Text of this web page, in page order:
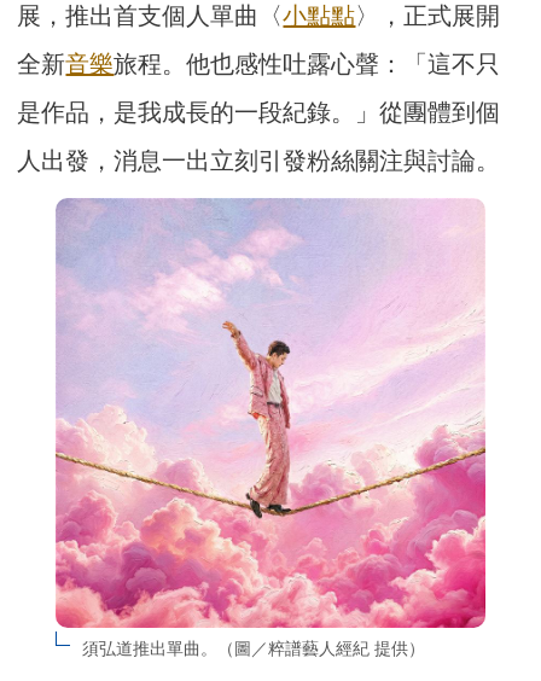
展，推出首支個人單曲〈小點點〉，正式展開
全新音樂旅程。他也感性吐露心聲：「這不只
是作品，是我成長的一段紀錄。」從團體到個
人出發，消息一出立刻引發粉絲關注與討論。
須弘道推出單曲。（圖／粹譜藝人經紀 提供）